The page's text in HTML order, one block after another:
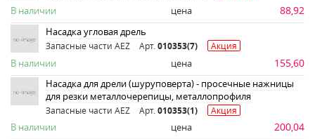
В наличии цена 88,92
Насадка угловая дрель
Запасные части AEZ Арт. 010353(7) Акция
В наличии цена 155,60
Насадка для дрели (шуруповерта) - просечные нажницы
для резки металлочерепицы, металлопрофиля
Запасные части AEZ Арт. 010353(1) Акция
В наличии цена 200,04